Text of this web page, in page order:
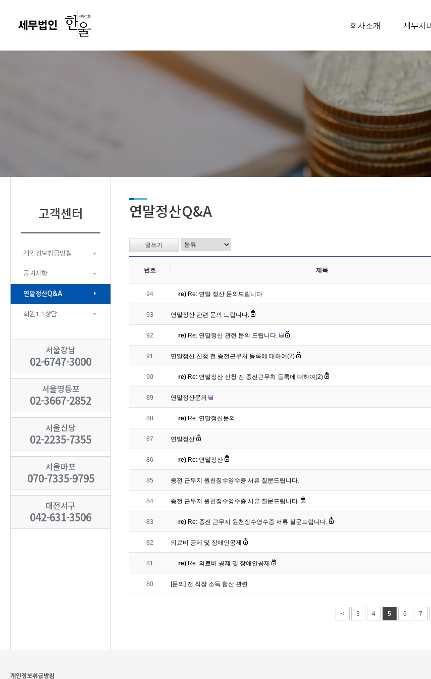
회사소개 세무서
고객센터
개인정보취급방침
공지사항
연말정산Q&A
회원1:1상담
서울강남
02-6747-3000
서울영등포
02-3667-2852
서울신당
02-2235-7355
서울마포
070-7335-9795
대전서구
042-631-3506
연말정산Q&A
글쓰기
번호 제목
94 re) Re: 연말 정산 문의드립니다
93 연말정산 관련 문의 드립니다.
92 re) Re: 연말정산 관련 문의 드립니다.
91 연말정산 신청 전 종전근무처 등록에 대하여(2)
90 re) Re: 연말정산 신청 전 종전근무처 등록에 대하여(2)
89 연말정산문의
88 re) Re: 연말정산문의
87 연말정산
86 re) Re: 연말정산
85 종전 근무지 원천징수영수증 서류 질문드립니다.
84 종전 근무지 원천징수영수증 서류 질문드립니다.
83 re) Re: 종전 근무지 원천징수영수증 서류 질문드립니다.
82 의료비 공제 및 장애인공제
81 re) Re: 의료비 공제 및 장애인공제
80 [문의] 전 직장 소득 합산 관련
< 3 4 5 6 7
개인정보취급방침